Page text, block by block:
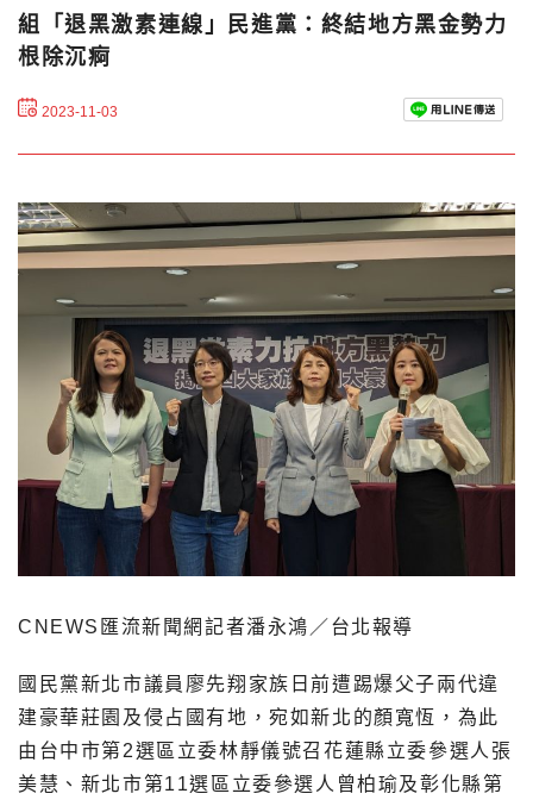
組「退黑激素連線」民進黨：終結地方黑金勢力
根除沉痾
2023-11-03
CNEWS匯流新聞網記者潘永鴻／台北報導
國民黨新北市議員廖先翔家族日前遭踢爆父子兩代違
建豪華莊園及侵占國有地，宛如新北的顏寬恆，為此
由台中市第2選區立委林靜儀號召花蓮縣立委參選人張
美慧、新北市第11選區立委參選人曾柏瑜及彰化縣第